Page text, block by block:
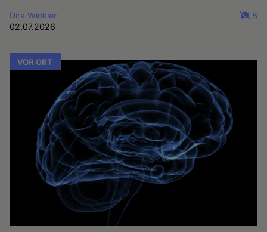
Dirk Winkler
02.07.2026
5
VOR ORT